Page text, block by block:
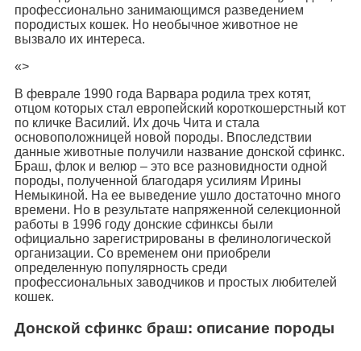
профессионально занимающимся разведением
породистых кошек. Но необычное животное не
вызвало их интереса.
«>
В феврале 1990 года Варвара родила трех котят,
отцом которых стал европейский короткошерстный кот
по кличке Василий. Их дочь Чита и стала
основоположницей новой породы. Впоследствии
данные животные получили название донской сфинкс.
Браш, флок и велюр – это все разновидности одной
породы, полученной благодаря усилиям Ирины
Немыкиной. На ее выведение ушло достаточно много
времени. Но в результате напряженной селекционной
работы в 1996 году донские сфинксы были
официально зарегистрированы в фелинологической
организации. Со временем они приобрели
определенную популярность среди
профессиональных заводчиков и простых любителей
кошек.
Донской сфинкс браш: описание породы